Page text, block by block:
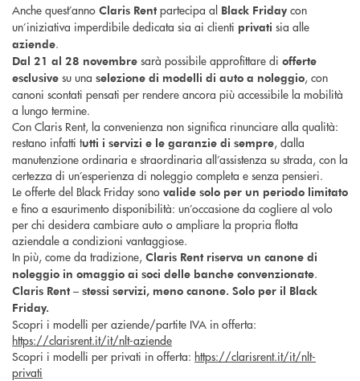
Anche quest’anno Claris Rent partecipa al Black Friday con
un’iniziativa imperdibile dedicata sia ai clienti privati sia alle
aziende.
Dal 21 al 28 novembre sarà possibile approfittare di offerte
esclusive su una selezione di modelli di auto a noleggio, con
canoni scontati pensati per rendere ancora più accessibile la mobilità
a lungo termine.
Con Claris Rent, la convenienza non significa rinunciare alla qualità:
restano infatti tutti i servizi e le garanzie di sempre, dalla
manutenzione ordinaria e straordinaria all’assistenza su strada, con la
certezza di un’esperienza di noleggio completa e senza pensieri.
Le offerte del Black Friday sono valide solo per un periodo limitato
e fino a esaurimento disponibilità: un’occasione da cogliere al volo
per chi desidera cambiare auto o ampliare la propria flotta
aziendale a condizioni vantaggiose.
In più, come da tradizione, Claris Rent riserva un canone di
noleggio in omaggio ai soci delle banche convenzionate.
Claris Rent – stessi servizi, meno canone. Solo per il Black
Friday.
Scopri i modelli per aziende/partite IVA in offerta:
https://clarisrent.it/it/nlt-aziende
Scopri i modelli per privati in offerta: https://clarisrent.it/it/nlt-
privati